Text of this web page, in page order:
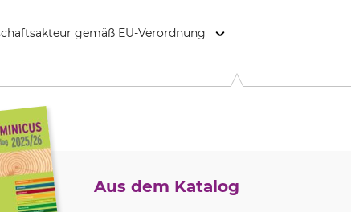
gemäß EU-Verordnung
Aus dem Katalog